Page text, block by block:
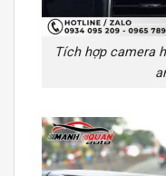
Tích hợp camera